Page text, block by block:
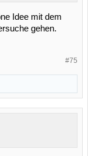
Idee mit dem
gehen.
#75